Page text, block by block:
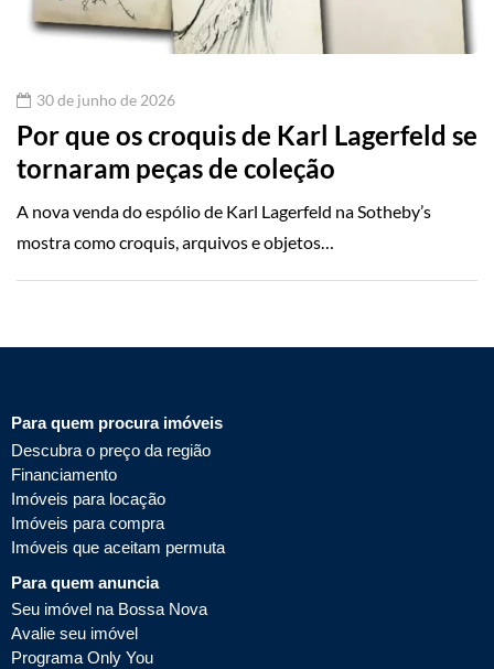
30 de junho de 2026
Por que os croquis de Karl Lagerfeld se
tornaram peças de coleção
A nova venda do espólio de Karl Lagerfeld na Sotheby’s
mostra como croquis, arquivos e objetos…
Para quem procura imóveis
Descubra o preço da região
Financiamento
Imóveis para locação
Imóveis para compra
Imóveis que aceitam permuta
Para quem anuncia
Seu imóvel na Bossa Nova
Avalie seu imóvel
Programa Only You